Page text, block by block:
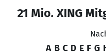
21 Mio. XING
A B C D E F G